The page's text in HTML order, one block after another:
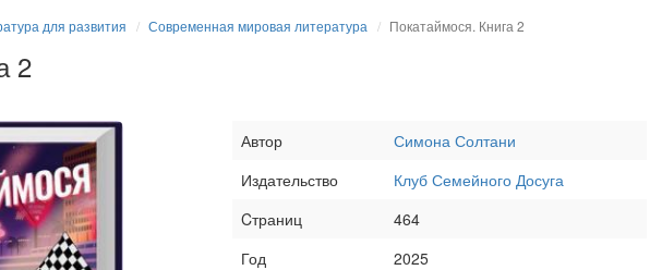
для развития Современная мировая литература Покатаймося. Книга 2
2
Автор
Симона Солтани
Издательство
Клуб Семейного Досуга
Cтраниц
464
Год
2025